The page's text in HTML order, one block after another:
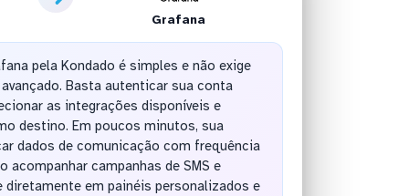
Grafana
pela Kondado é simples e não exige
Basta autenticar sua conta
as integrações disponíveis e
destino. Em poucos minutos, sua
dados de comunicação com frequência
acompanhar campanhas de SMS e
em painéis personalizados e